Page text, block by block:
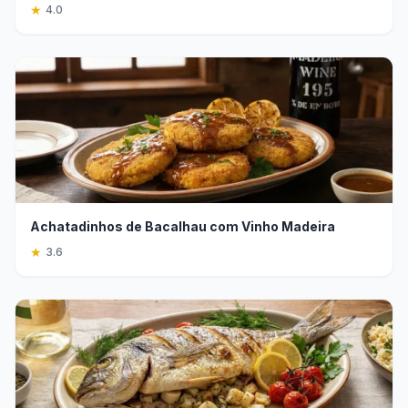
★ 4.0
Achatadinhos de Bacalhau com Vinho Madeira
★ 3.6